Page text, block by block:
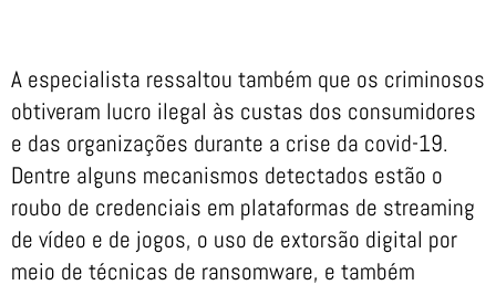
A especialista ressaltou também que os criminosos
obtiveram lucro ilegal às custas dos consumidores
e das organizações durante a crise da covid-19.
Dentre alguns mecanismos detectados estão o
roubo de credenciais em plataformas de streaming
de vídeo e de jogos, o uso de extorsão digital por
meio de técnicas de ransomware, e também